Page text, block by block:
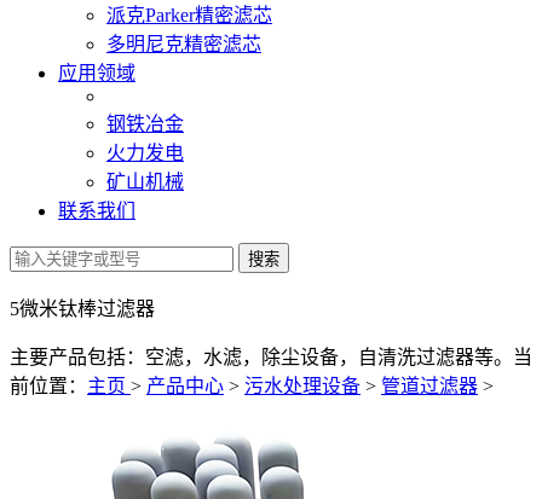
派克Parker精密滤芯
多明尼克精密滤芯
应用领域
钢铁冶金
火力发电
矿山机械
联系我们
5微米钛棒过滤器
主要产品包括：空滤，水滤，除尘设备，自清洗过滤器等。
当
前位置： 主页 > 产品中心 > 污水处理设备 > 管道过滤器 >